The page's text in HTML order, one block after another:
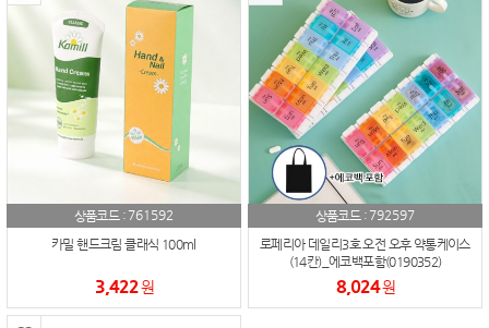
상품코드 : 761592
카밀 핸드크림 클래식 100ml
3,422원
상품코드 : 792597
로페리아 데일리3호 오전 오후 약통케이스
(14칸)_에코백포함(0190352)
8,024원